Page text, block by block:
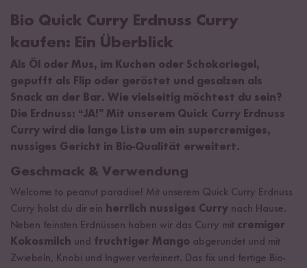
Bio Quick Curry Erdnuss Curry
kaufen: Ein Überblick
Als Öl oder Mus, im Kuchen oder Schokoriegel,
gepufft als Flip oder geröstet und gesalzen als
Snack an der Bar. Wie vielseitig möchtest du sein?
Die Erdnuss: “JA!” Mit unserem Quick Curry Erdnuss
Curry wird die lange Liste um ein supercremiges,
nussiges Gericht in Bio-Qualität erweitert.
Geschmack & Verwendung
Welcome to peanut paradise! Mit unserem Quick Curry Erdnuss
Curry holst du dir ein herrlich nussiges Curry nach Hause.
Neben feinsten Erdnüssen haben wir das Curry mit cremiger
Kokosmilch und fruchtiger Mango abgerundet und mit
Zwiebeln, Knobi und Ingwer verfeinert. Das fix und fertige Bio-